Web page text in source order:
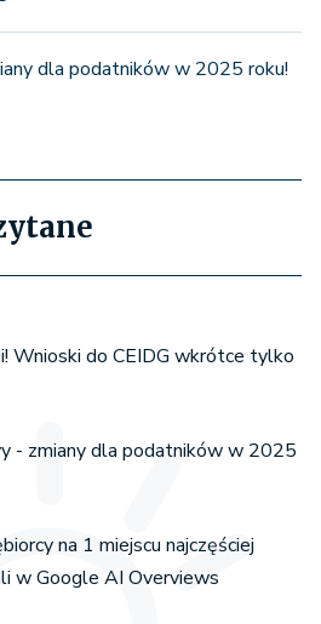
dla podatników w 2025 roku!
Wnioski do CEIDG wkrótce tylko
- zmiany dla podatników w 2025
na 1 miejscu najczęściej
w Google AI Overviews